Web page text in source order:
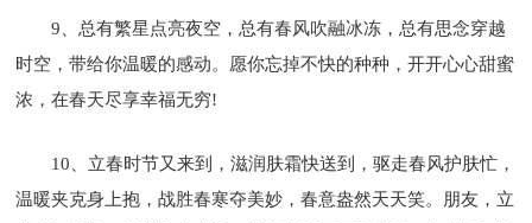
9、总有繁星点亮夜空，总有春风吹融冰冻，总有思念穿越
时空，带给你温暖的感动。愿你忘掉不快的种种，开开心心甜蜜
浓，在春天尽享幸福无穷!
10、立春时节又来到，滋润肤霜快送到，驱走春风护肤忙，
温暖夹克身上抱，战胜春寒夺美妙，春意盎然天天笑。朋友，立